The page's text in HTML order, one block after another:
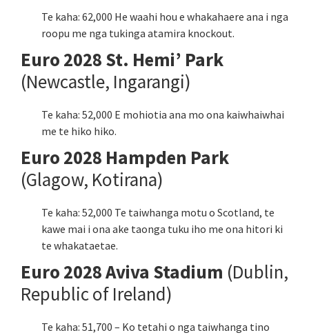
Te kaha: 62,000 He waahi hou e whakahaere ana i nga
roopu me nga tukinga atamira knockout.
Euro 2028 St. Hemi’ Park
(Newcastle, Ingarangi)
Te kaha: 52,000 E mohiotia ana mo ona kaiwhaiwhai
me te hiko hiko.
Euro 2028 Hampden Park
(Glagow, Kotirana)
Te kaha: 52,000 Te taiwhanga motu o Scotland, te
kawe mai i ona ake taonga tuku iho me ona hitori ki
te whakataetae.
Euro 2028 Aviva Stadium (Dublin,
Republic of Ireland)
Te kaha: 51,700 – Ko tetahi o nga taiwhanga tino